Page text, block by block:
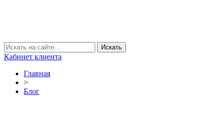
Кабинет клиента
Главная
>
Блог